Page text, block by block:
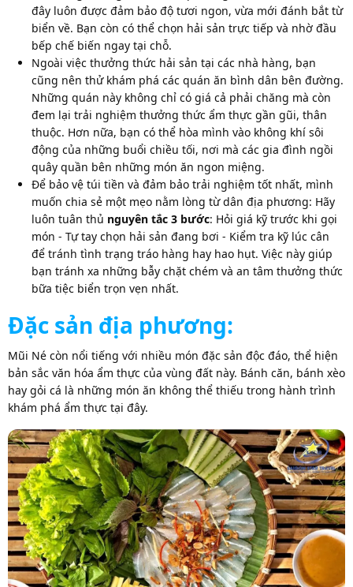
đây luôn được đảm bảo độ tươi ngon, vừa mới đánh bắt từ
biển về. Bạn còn có thể chọn hải sản trực tiếp và nhờ đầu
bếp chế biến ngay tại chỗ.
Ngoài việc thưởng thức hải sản tại các nhà hàng, bạn
cũng nên thử khám phá các quán ăn bình dân bên đường.
Những quán này không chỉ có giá cả phải chăng mà còn
đem lại trải nghiệm thưởng thức ẩm thực gần gũi, thân
thuộc. Hơn nữa, bạn có thể hòa mình vào không khí sôi
động của những buổi chiều tối, nơi mà các gia đình ngồi
quây quần bên những món ăn ngon miệng.
Để bảo vệ túi tiền và đảm bảo trải nghiệm tốt nhất, mình
muốn chia sẻ một mẹo nằm lòng từ dân địa phương: Hãy
luôn tuân thủ nguyên tắc 3 bước: Hỏi giá kỹ trước khi gọi
món - Tự tay chọn hải sản đang bơi - Kiểm tra kỹ lúc cân
để tránh tình trạng tráo hàng hay hao hụt. Việc này giúp
bạn tránh xa những bẫy chặt chém và an tâm thưởng thức
bữa tiệc biển trọn vẹn nhất.
Đặc sản địa phương:
Mũi Né còn nổi tiếng với nhiều món đặc sản độc đáo, thể hiện
bản sắc văn hóa ẩm thực của vùng đất này. Bánh căn, bánh xèo
hay gỏi cá là những món ăn không thể thiếu trong hành trình
khám phá ẩm thực tại đây.